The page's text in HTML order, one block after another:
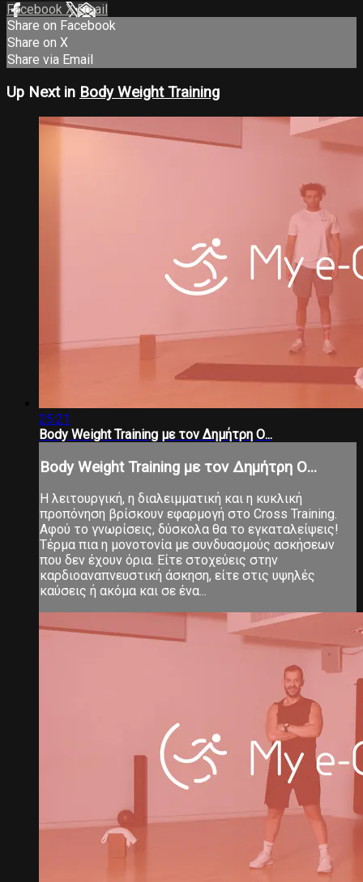
Facebook XEmail
Share on Facebook
Share on X
Share via Email
Up Next in Body Weight Training
25:21
Body Weight Training με τον Δημήτρη Ο...
Body Weight Training με τον Δημήτρη Ο...
Η λειτουργική, η διαλειμματική και η κυκλική
προπόνηση βρίσκουν εφαρμογή στο Cross Training.
Αφού το γνωρίσεις, δύσκολα θα το εγκαταλείψεις!
Τέρμα πια η μονοτονία με συνδυασμούς ασκήσεων
που δεν έχουν όρια. Είτε στοχεύεις στην
καρδιοαναπνευστική άσκηση, είτε στις υψηλές
καύσεις ή ακόμα και σε ένα...